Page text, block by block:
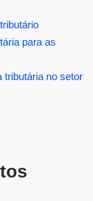
para as
tributária no setor